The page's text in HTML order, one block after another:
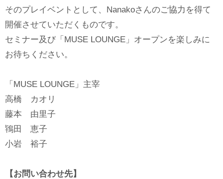
そのプレイベントとして、Nanakoさんのご協力を得て
開催させていただくものです。
セミナー及び「MUSE LOUNGE」オープンを楽しみに
お待ちください。
「MUSE LOUNGE」主宰
高橋 カオリ
藤本 由里子
鴇田 恵子
小岩 裕子
【お問い合わせ先】